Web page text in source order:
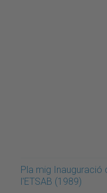
Pla mig
l'ETSAB (1989)